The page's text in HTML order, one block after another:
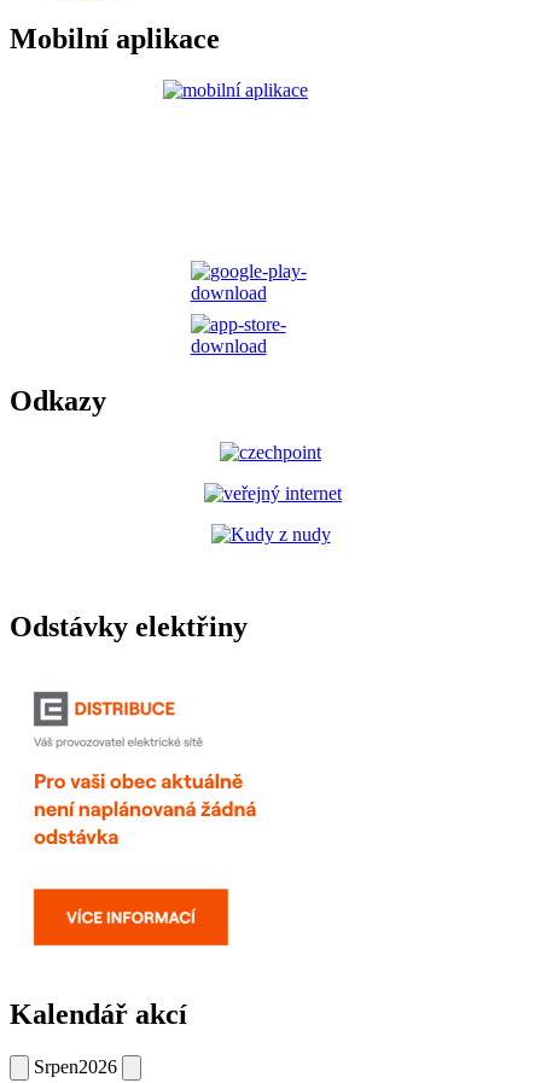
Mobilní aplikace
Odkazy
Odstávky elektřiny
Kalendář akcí
Srpen2026